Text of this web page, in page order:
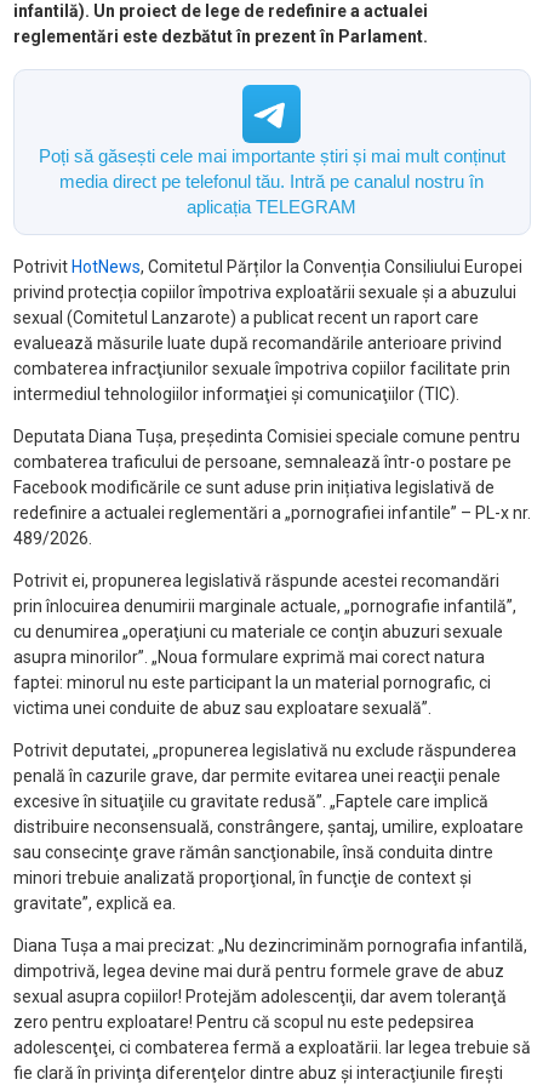
infantilă). Un proiect de lege de redefinire a actualei
reglementări este dezbătut în prezent în Parlament.
Poți să găsești cele mai importante știri și mai mult conținut
media direct pe telefonul tău. Intră pe canalul nostru în
aplicația TELEGRAM
Potrivit HotNews, Comitetul Părților la Convenția Consiliului Europei
privind protecția copiilor împotriva exploatării sexuale și a abuzului
sexual (Comitetul Lanzarote) a publicat recent un raport care
evaluează măsurile luate după recomandările anterioare privind
combaterea infracţiunilor sexuale împotriva copiilor facilitate prin
intermediul tehnologiilor informaţiei şi comunicaţiilor (TIC).
Deputata Diana Tuşa, preşedinta Comisiei speciale comune pentru
combaterea traficului de persoane, semnalează într-o postare pe
Facebook modificările ce sunt aduse prin inițiativa legislativă de
redefinire a actualei reglementări a „pornografiei infantile” – PL-x nr.
489/2026.
Potrivit ei, propunerea legislativă răspunde acestei recomandări
prin înlocuirea denumirii marginale actuale, „pornografie infantilă”,
cu denumirea „operaţiuni cu materiale ce conţin abuzuri sexuale
asupra minorilor”. „Noua formulare exprimă mai corect natura
faptei: minorul nu este participant la un material pornografic, ci
victima unei conduite de abuz sau exploatare sexuală”.
Potrivit deputatei, „propunerea legislativă nu exclude răspunderea
penală în cazurile grave, dar permite evitarea unei reacţii penale
excesive în situaţiile cu gravitate redusă”. „Faptele care implică
distribuire neconsensuală, constrângere, şantaj, umilire, exploatare
sau consecinţe grave rămân sancţionabile, însă conduita dintre
minori trebuie analizată proporţional, în funcţie de context şi
gravitate”, explică ea.
Diana Tuşa a mai precizat: „Nu dezincriminăm pornografia infantilă,
dimpotrivă, legea devine mai dură pentru formele grave de abuz
sexual asupra copiilor! Protejăm adolescenţii, dar avem toleranţă
zero pentru exploatare! Pentru că scopul nu este pedepsirea
adolescenţei, ci combaterea fermă a exploatării. Iar legea trebuie să
fie clară în privinţa diferenţelor dintre abuz şi interacţiunile fireşti